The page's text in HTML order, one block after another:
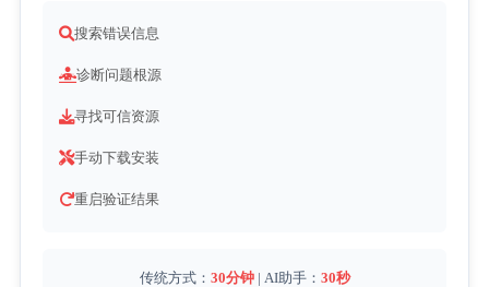
搜索错误信息
诊断问题根源
寻找可信资源
手动下载安装
重启验证结果
传统方式： 30分钟 | AI助手： 30秒